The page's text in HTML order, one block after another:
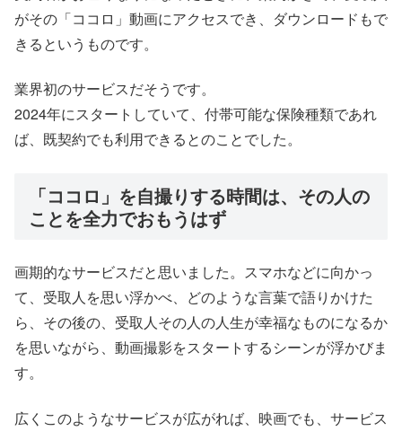
がその「ココロ」動画にアクセスでき、ダウンロードもで
きるというものです。
業界初のサービスだそうです。
2024年にスタートしていて、付帯可能な保険種類であれ
ば、既契約でも利用できるとのことでした。
「ココロ」を自撮りする時間は、その人の
ことを全力でおもうはず
画期的なサービスだと思いました。スマホなどに向かっ
て、受取人を思い浮かべ、どのような言葉で語りかけた
ら、その後の、受取人その人の人生が幸福なものになるか
を思いながら、動画撮影をスタートするシーンが浮かびま
す。
広くこのようなサービスが広がれば、映画でも、サービス